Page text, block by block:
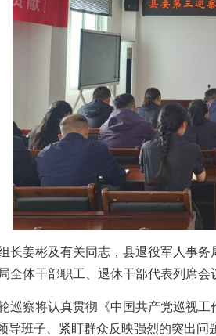
长姜彬及有关同志，县退役军人事
全体干部职工、退休干部代表列席会
巡察将认真贯彻《中国共产党巡视
导班子、紧盯群众反映强烈的突出